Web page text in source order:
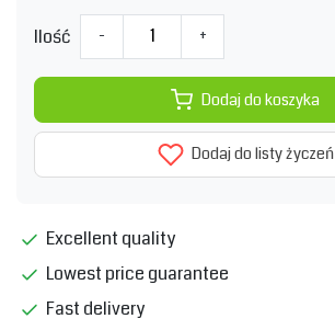
Ilość - +
Dodaj do koszyka
Dodaj do listy życzeń
Excellent quality
Lowest price guarantee
Fast delivery